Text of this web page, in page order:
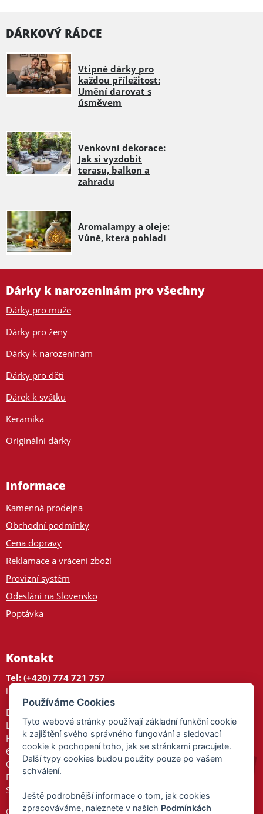
DÁRKOVÝ RÁDCE
Vtipné dárky pro
každou příležitost:
Umění darovat s
úsměvem
Venkovní dekorace:
Jak si vyzdobit
terasu, balkon a
zahradu
Aromalampy a oleje:
Vůně, která pohladí
Dárky k narozeninám pro všechny
Dárky pro muže
Dárky pro ženy
Dárky k narozeninám
Dárky pro děti
Dárek k svátku
Keramika
Originální dárky
Informace
Kamenná prodejna
Obchodní podmínky
Cena dopravy
Reklamace a vrácení zboží
Provizní systém
Odeslání na Slovensko
Poptávka
Kontakt
Tel: (+420) 774 721 757
info@tajnedarky.cz
Dárkové centrum
Legionářů 2
Hodonín
695 01
Otevřeno:
Po-Pá 9-17
So 9-11:30
Používáme Cookies
Tyto webové stránky používají základní funkční cookie
k zajištění svého správného fungování a sledovací
cookie k pochopení toho, jak se stránkami pracujete.
Další typy cookies budou použity pouze po vašem
schválení.
Ještě podrobnější informace o tom, jak cookies
zpracováváme, naleznete v našich Podmínkách